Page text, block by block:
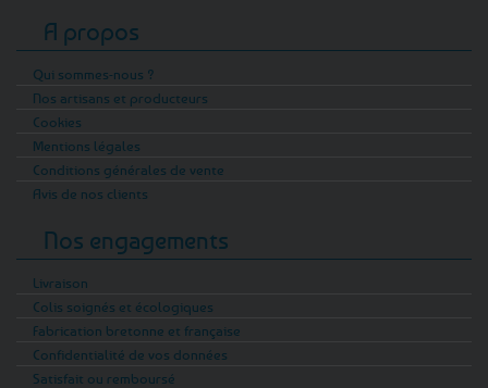
A propos
Qui sommes-nous ?
Nos artisans et producteurs
Cookies
Mentions légales
Conditions générales de vente
Avis de nos clients
Nos engagements
Livraison
Colis soignés et écologiques
Fabrication bretonne et française
Confidentialité de vos données
Satisfait ou remboursé